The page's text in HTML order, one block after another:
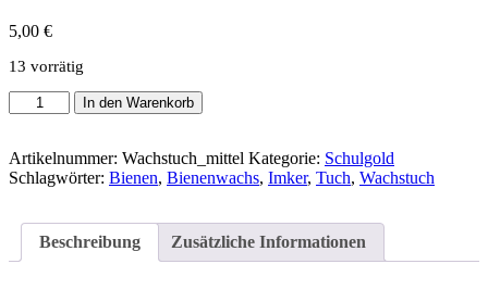
5,00 €
13 vorrätig
Wachstuch
Menge
In den Warenkorb
Artikelnummer: Wachstuch_mittel Kategorie: Schulgold
Schlagwörter: Bienen, Bienenwachs, Imker, Tuch, Wachstuch
Beschreibung Zusätzliche Informationen